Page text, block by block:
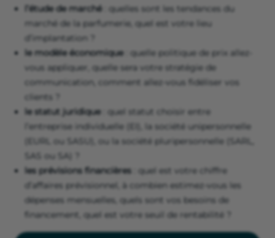
l’étude de marché : quelles sont les tendances du
marché de la parfumerie, quel est votre lieu
d’implantation ?
le modèle économique: quelle politique de prix allez-
vous appliquer, quelle sera votre stratégie de
communication, comment allez-vous fidéliser vos
clients ?
le statut juridique: quel statut choisir entre
l’entreprise individuelle (EI), la société unipersonnelle
(EURL ou SASU), ou la société pluripersonnelle (SARL,
SAS ou SA) ?
les prévisions financières : quel est votre chiffre
d’affaires prévisionnel, à combien estimez-vous les
dépenses mensuelles, quels sont vos besoins de
financement, quel est votre seuil de rentabilité ?